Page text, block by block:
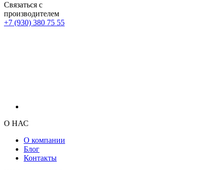
Связаться с
производителем
+7 (930) 380 75 55
О НАС
О компании
Блог
Контакты